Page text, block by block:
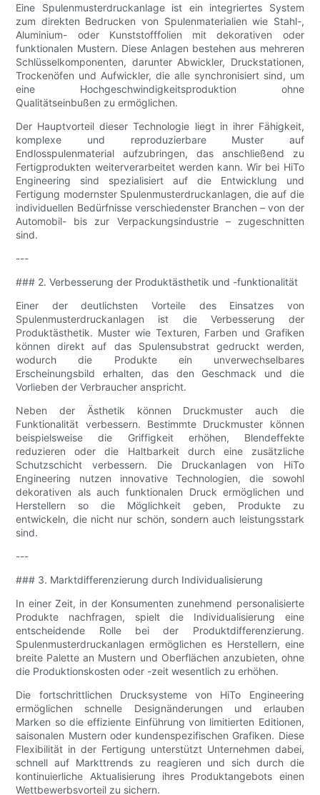
Eine Spulenmusterdruckanlage ist ein integriertes System
zum direkten Bedrucken von Spulenmaterialien wie Stahl-,
Aluminium- oder Kunststofffolien mit dekorativen oder
funktionalen Mustern. Diese Anlagen bestehen aus mehreren
Schlüsselkomponenten, darunter Abwickler, Druckstationen,
Trockenöfen und Aufwickler, die alle synchronisiert sind, um
eine Hochgeschwindigkeitsproduktion ohne
Qualitätseinbußen zu ermöglichen.
Der Hauptvorteil dieser Technologie liegt in ihrer Fähigkeit,
komplexe und reproduzierbare Muster auf
Endlosspulenmaterial aufzubringen, das anschließend zu
Fertigprodukten weiterverarbeitet werden kann. Wir bei HiTo
Engineering sind spezialisiert auf die Entwicklung und
Fertigung modernster Spulenmusterdruckanlagen, die auf die
individuellen Bedürfnisse verschiedenster Branchen – von der
Automobil- bis zur Verpackungsindustrie – zugeschnitten
sind.
---
### 2. Verbesserung der Produktästhetik und -funktionalität
Einer der deutlichsten Vorteile des Einsatzes von
Spulenmusterdruckanlagen ist die Verbesserung der
Produktästhetik. Muster wie Texturen, Farben und Grafiken
können direkt auf das Spulensubstrat gedruckt werden,
wodurch die Produkte ein unverwechselbares
Erscheinungsbild erhalten, das den Geschmack und die
Vorlieben der Verbraucher anspricht.
Neben der Ästhetik können Druckmuster auch die
Funktionalität verbessern. Bestimmte Druckmuster können
beispielsweise die Griffigkeit erhöhen, Blendeffekte
reduzieren oder die Haltbarkeit durch eine zusätzliche
Schutzschicht verbessern. Die Druckanlagen von HiTo
Engineering nutzen innovative Technologien, die sowohl
dekorativen als auch funktionalen Druck ermöglichen und
Herstellern so die Möglichkeit geben, Produkte zu
entwickeln, die nicht nur schön, sondern auch leistungsstark
sind.
---
### 3. Marktdifferenzierung durch Individualisierung
In einer Zeit, in der Konsumenten zunehmend personalisierte
Produkte nachfragen, spielt die Individualisierung eine
entscheidende Rolle bei der Produktdifferenzierung.
Spulenmusterdruckanlagen ermöglichen es Herstellern, eine
breite Palette an Mustern und Oberflächen anzubieten, ohne
die Produktionskosten oder -zeit wesentlich zu erhöhen.
Die fortschrittlichen Drucksysteme von HiTo Engineering
ermöglichen schnelle Designänderungen und erlauben
Marken so die effiziente Einführung von limitierten Editionen,
saisonalen Mustern oder kundenspezifischen Grafiken. Diese
Flexibilität in der Fertigung unterstützt Unternehmen dabei,
schnell auf Markttrends zu reagieren und sich durch die
kontinuierliche Aktualisierung ihres Produktangebots einen
Wettbewerbsvorteil zu sichern.